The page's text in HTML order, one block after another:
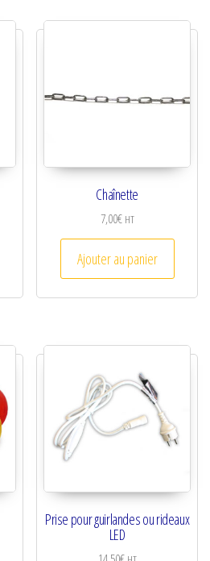
Chaînette
7,00€ HT
Ajouter au panier
Prise pour guirlandes ou rideaux
LED